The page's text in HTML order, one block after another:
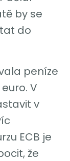
by se
do
peníze
V
v
ECB je
že